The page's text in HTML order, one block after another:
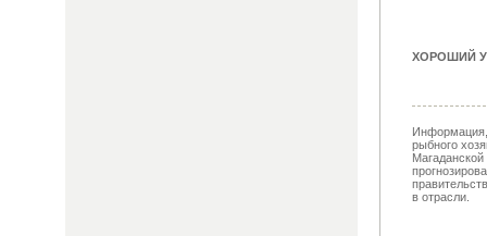
ХОРОШИЙ
Информация,
рыбного
Магаданской
в отрасли.